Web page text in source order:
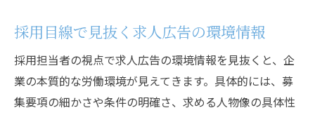
採用目線で見抜く求人広告の環境情報
採用担当者の視点で求人広告の環境情報を見抜くと、企
業の本質的な労働環境が見えてきます。具体的には、募
集要項の細かさや条件の明確さ、求める人物像の具体性